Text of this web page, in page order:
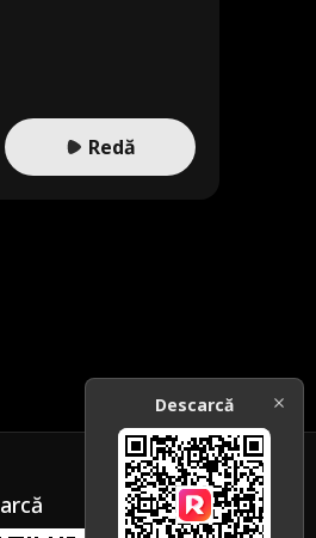
Redă
Descarcă